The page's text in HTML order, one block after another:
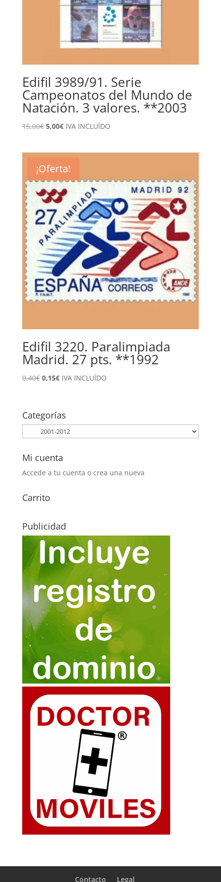
Edifil 3989/91. Serie
Campeonatos del Mundo de
Natación. 3 valores. **2003
15,00€ El
15,00€.
5,00€El
5,00€.
IVA INCLUÍDO
¡Oferta!
Edifil 3220. Paralimpiada
Madrid. 27 pts. **1992
0,40€ El
era:
0,40€.
0,15€El
es:
0,15€.
IVA INCLUÍDO
Categorías
Mi cuenta
Accede a tu cuenta o crea una nueva
Carrito
Publicidad
Contacto Legal